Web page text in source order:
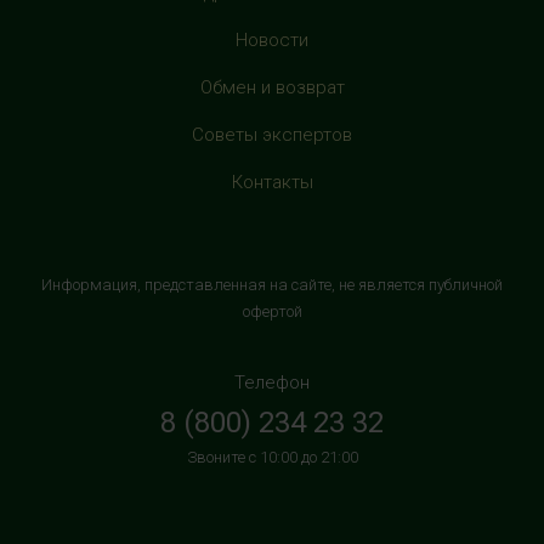
HealthStore в ТРЦ "Витте Молл"
магазином "М.Видео"
Домодедово
с 10:00 до 22:00 (без выходных)
Новости
Обмен и возврат
Советы экспертов
Контакты
Информация, представленная на сайте, не является публичной
офертой
Телефон
8 (800) 234 23 32
Звоните с 10:00 до 21:00